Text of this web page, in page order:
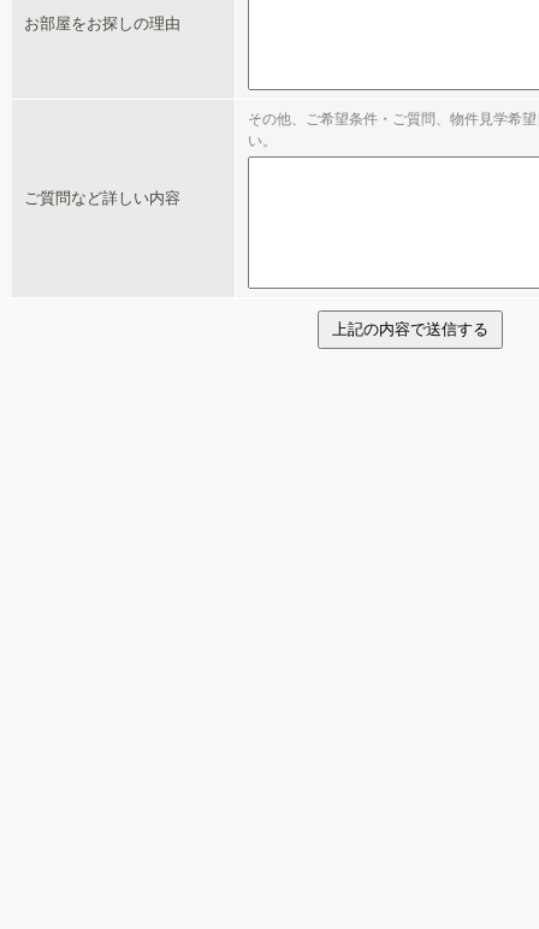
お部屋をお探しの理由
ご質問など詳しい内容
その他、ご希望条件・ご質問、物件見学希
い。